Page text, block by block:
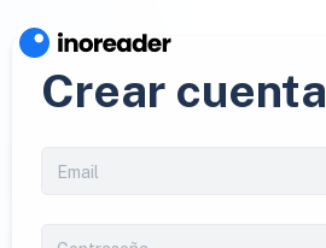
Crear cuenta